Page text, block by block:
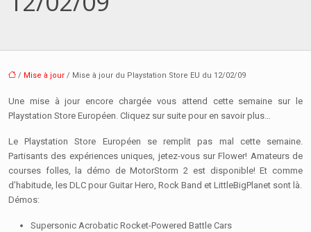
/ Mise à jour / Mise à jour du Playstation Store EU du 12/02/09
Une mise à jour encore chargée vous attend cette semaine sur le
Playstation Store Européen. Cliquez sur suite pour en savoir plus…
Le Playstation Store Européen se remplit pas mal cette semaine.
Partisants des expériences uniques, jetez-vous sur Flower! Amateurs de
courses folles, la démo de MotorStorm 2 est disponible! Et comme
d’habitude, les DLC pour Guitar Hero, Rock Band et LittleBigPlanet sont là.
Démos:
Supersonic Acrobatic Rocket-Powered Battle Cars